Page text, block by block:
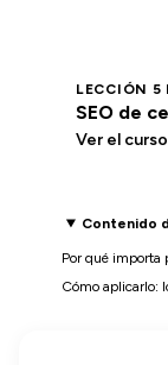
LECCIÓN 5
SEO de
Ver el
Contenido
Por qué importa
Cómo aplicarlo: